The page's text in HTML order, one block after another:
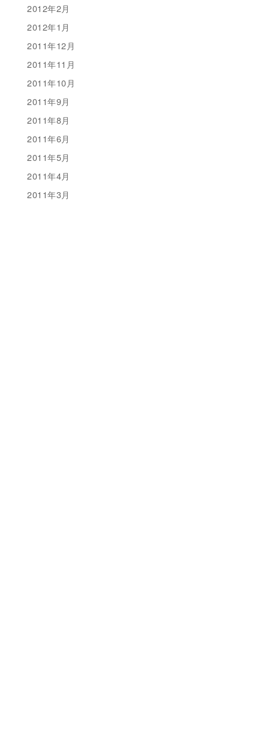
2012年2月
2012年1月
2011年12月
2011年11月
2011年10月
2011年9月
2011年8月
2011年6月
2011年5月
2011年4月
2011年3月